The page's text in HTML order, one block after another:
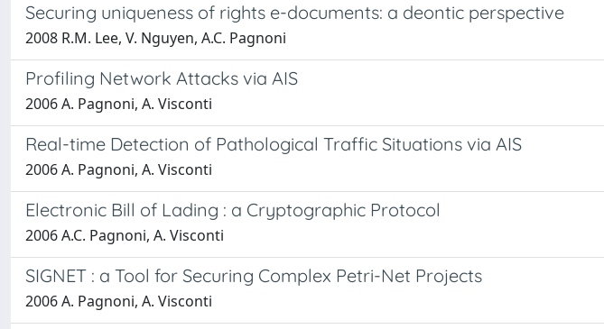
Securing uniqueness of rights e-documents: a deontic perspective
2008 R.M. Lee, V. Nguyen, A.C. Pagnoni
Profiling Network Attacks via AIS
2006 A. Pagnoni, A. Visconti
Real-time Detection of Pathological Traffic Situations via AIS
2006 A. Pagnoni, A. Visconti
Electronic Bill of Lading : a Cryptographic Protocol
2006 A.C. Pagnoni, A. Visconti
SIGNET : a Tool for Securing Complex Petri-Net Projects
2006 A. Pagnoni, A. Visconti